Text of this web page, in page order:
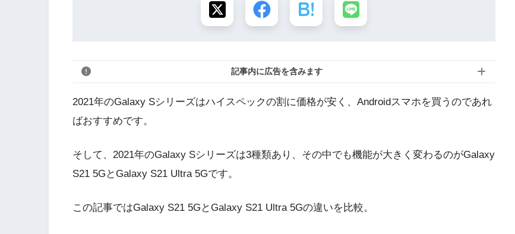
記事内に広告を含みます
2021年のGalaxy Sシリーズはハイスペックの割に価格が安く、Androidスマホを買うのであれ
ばおすすめです。
そして、2021年のGalaxy Sシリーズは3種類あり、その中でも機能が大きく変わるのがGalaxy
S21 5GとGalaxy S21 Ultra 5Gです。
この記事ではGalaxy S21 5GとGalaxy S21 Ultra 5Gの違いを比較。